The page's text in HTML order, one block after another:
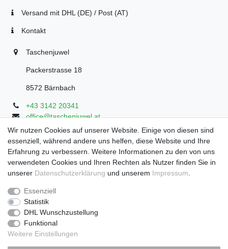
Versand mit DHL (DE) / Post (AT)
Kontakt
Taschenjuwel
Packerstrasse 18
8572 Bärnbach
+43 3142 20341
office@taschenjuwel.at
Montag - Freitag: 08:30 - 18:00
Samstag: 8:30 - 17 Uhr
Daten­schutz­erklärung
Wir nutzen Cookies auf unserer Website. Einige von diesen sind
essenziell, während andere uns helfen, diese Website und Ihre
Erfahrung zu verbessern. Weitere Informationen zu den von uns
verwendeten Cookies und Ihren Rechten als Nutzer finden Sie in
unserer Daten­schutz­erklärung und unserem Impressum
Essenziell
Statistik
DHL Wunschzustellung
Funktional
Weitere Einstellungen